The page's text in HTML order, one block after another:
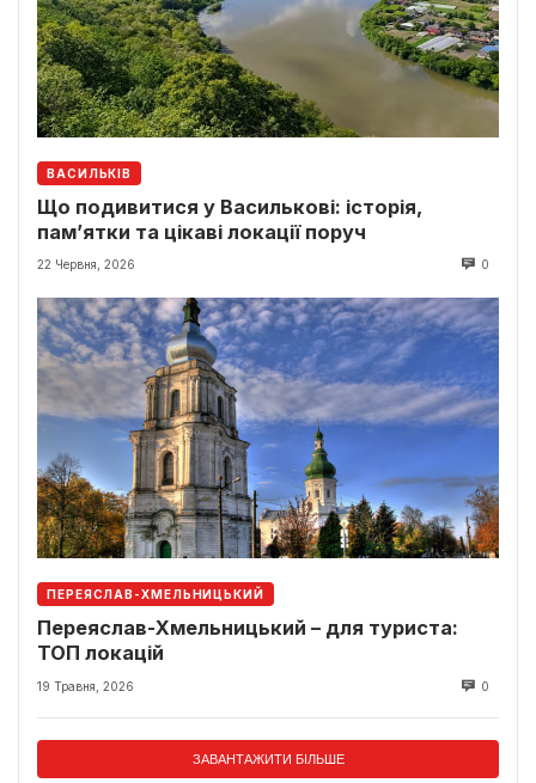
ВАСИЛЬКІВ
Що подивитися у Василькові: історія,
пам’ятки та цікаві локації поруч
22 Червня, 2026 0
ПЕРЕЯСЛАВ-ХМЕЛЬНИЦЬКИЙ
Переяслав-Хмельницький – для туриста:
ТОП локацій
19 Травня, 2026 0
ЗАВАНТАЖИТИ БІЛЬШЕ